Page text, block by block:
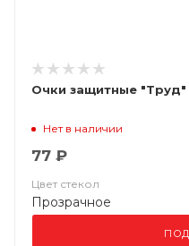
Очки защитные "Труд"
Нет в наличии
77 ₽
Цвет стекол
Прозрачное